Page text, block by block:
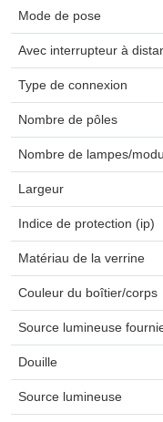
Mode de pose
Avec interrupteur à
Type de connexion
Nombre de pôles
Nombre de lampes/
Largeur
Indice de protection (ip)
Matériau de la verrine
Couleur du boîtier/corps
Source lumineuse
Douille
Source lumineuse